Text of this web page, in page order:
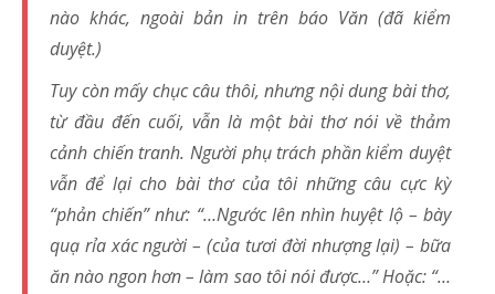
nào khác, ngoài bản in trên báo Văn (đã kiểm
duyệt.)
Tuy còn mấy chục câu thôi, nhưng nội dung bài thơ,
từ đầu đến cuối, vẫn là một bài thơ nói về thảm
cảnh chiến tranh. Người phụ trách phần kiểm duyệt
vẫn để lại cho bài thơ của tôi những câu cực kỳ
“phản chiến” như: “…Ngước lên nhìn huyệt lộ – bày
quạ rỉa xác người – (của tươi đời nhượng lại) – bữa
ăn nào ngon hơn – làm sao tôi nói được…” Hoặc: “…